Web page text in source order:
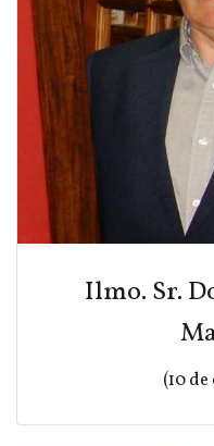
Ilmo. Sr.
(10